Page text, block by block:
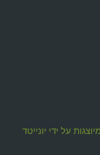
על ידי יונייטד